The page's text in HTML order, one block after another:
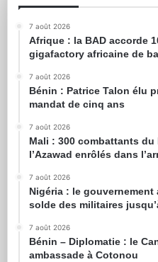
7 août 2026
Afrique : la BAD accorde
gigafactory africaine de
7 août 2026
Bénin : Patrice Talon élu
mandat de cinq ans
7 août 2026
Mali : 300 combattants
l’Azawad enrôlés dans
7 août 2026
Nigéria : le
solde des militaires
7 août 2026
Bénin – Diplomatie : le
ambassade à Cotonou